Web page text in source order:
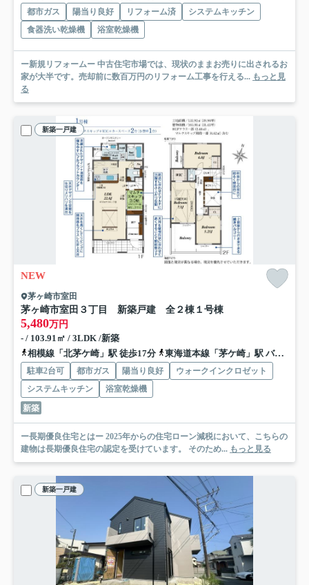
都市ガス 陽当り良好 リフォーム済
システムキッチン
食器洗い乾燥機
浴室乾燥機
ー新規リフォームー 中古住宅市場では、現状のままお売りに出されるお
家が大半です。売却前に数百万円のリフォーム工事を行える... もっと見
る
新築一戸建
NEW
茅ヶ崎市室田
茅ヶ崎市室田３丁目 新築戸建 全２棟 １号棟
5,480万円
- / 103.91㎡ / 3LDK /新築
相模線「北茅ケ崎」駅 徒歩17分
東海道本線「茅ケ崎」駅 バス18分 神奈川中央交通「松林二丁目」 停歩5分
駐車2台可 都市ガス 陽当り良好
ウォークインクロゼット
システムキッチン
浴室乾燥機
新築
ー長期優良住宅とはー 2025年からの住宅ローン減税において、こちらの
建物は長期優良住宅の認定を受けています。 そのため... もっと見る
新築一戸建